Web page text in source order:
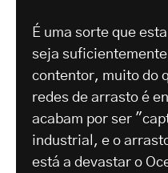
É uma sorte que
seja
contentor, muito do
redes de arrasto é
acabam por ser
industrial, e o
está a devastar o